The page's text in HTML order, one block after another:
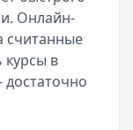
Онлайн-
считанные
курсы в
достаточно